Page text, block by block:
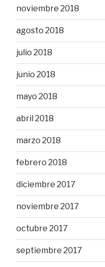
noviembre 2018
agosto 2018
julio 2018
junio 2018
mayo 2018
abril 2018
marzo 2018
febrero 2018
diciembre 2017
noviembre 2017
octubre 2017
septiembre 2017